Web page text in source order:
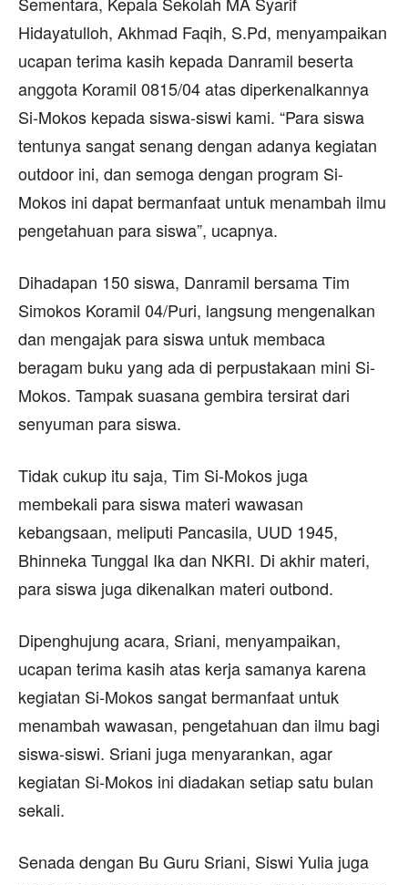
Hidayatulloh, Akhmad Faqih, S.Pd, menyampaikan
ucapan terima kasih kepada Danramil beserta
anggota Koramil 0815/04 atas diperkenalkannya
Si-Mokos kepada siswa-siswi kami. “Para siswa
tentunya sangat senang dengan adanya kegiatan
outdoor ini, dan semoga dengan program Si-
Mokos ini dapat bermanfaat untuk menambah ilmu
pengetahuan para siswa”, ucapnya.
Dihadapan 150 siswa, Danramil bersama Tim
Simokos Koramil 04/Puri, langsung mengenalkan
dan mengajak para siswa untuk membaca
beragam buku yang ada di perpustakaan mini Si-
Mokos. Tampak suasana gembira tersirat dari
senyuman para siswa.
Tidak cukup itu saja, Tim Si-Mokos juga
membekali para siswa materi wawasan
kebangsaan, meliputi Pancasila, UUD 1945,
Bhinneka Tunggal Ika dan NKRI. Di akhir materi,
para siswa juga dikenalkan materi outbond.
Dipenghujung acara, Sriani, menyampaikan,
ucapan terima kasih atas kerja samanya karena
kegiatan Si-Mokos sangat bermanfaat untuk
menambah wawasan, pengetahuan dan ilmu bagi
siswa-siswi. Sriani juga menyarankan, agar
kegiatan Si-Mokos ini diadakan setiap satu bulan
sekali.
Senada dengan Bu Guru Sriani, Siswi Yulia juga